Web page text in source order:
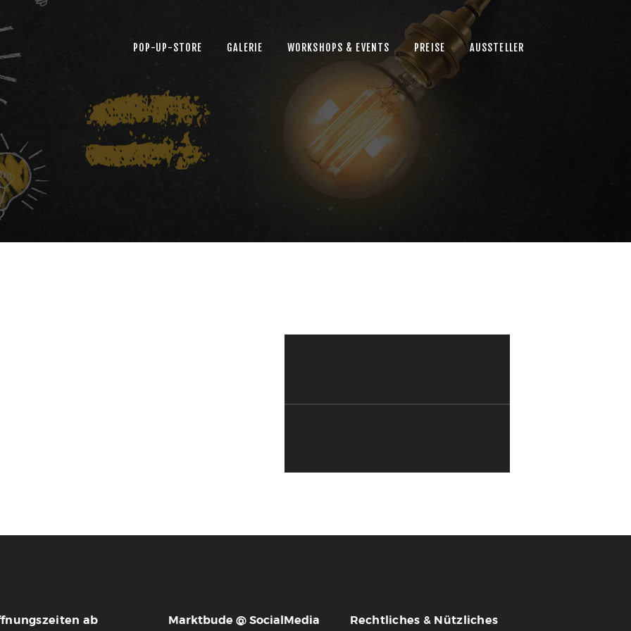
POP-UP-STORE GALERIE WORKSHOPS & EVENTS PREISE AUSSTELLER
ab
Marktbude @ SocialMedia Rechtliches & Nützliches